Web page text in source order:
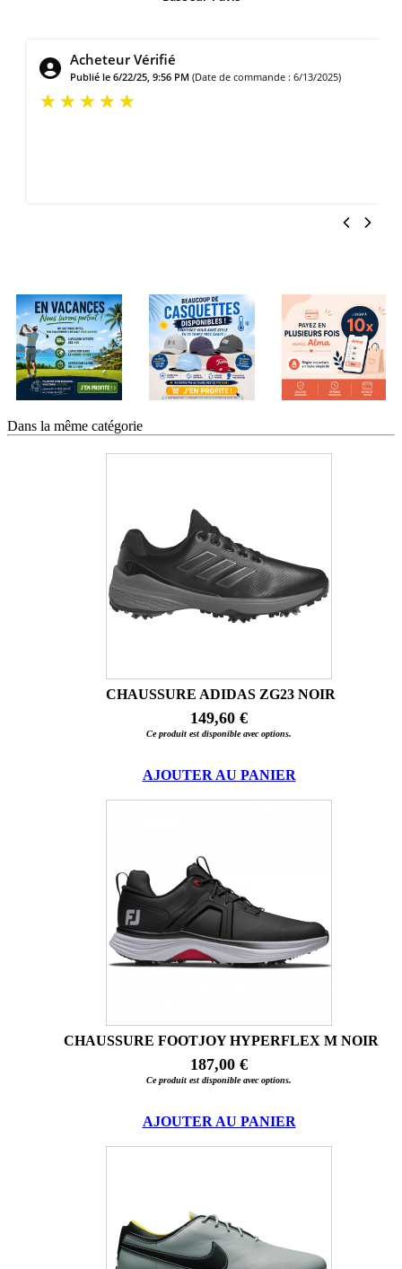
Acheteur Vérifié
Publié le 6/22/25, 9:56 PM(Date de commande : 6/13/2025)
Dans la même catégorie
CHAUSSURE ADIDAS ZG23 NOIR
149,60 €
Ce produit est disponible avec options.
AJOUTER AU PANIER
CHAUSSURE FOOTJOY HYPERFLEX M NOIR
187,00 €
Ce produit est disponible avec options.
AJOUTER AU PANIER